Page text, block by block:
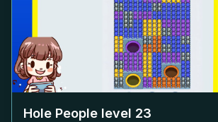
Hole People level 23